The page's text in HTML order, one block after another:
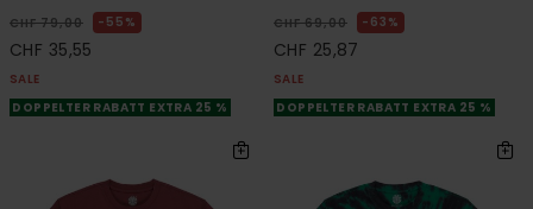
CHF 79,00 55%
CHF 35,55
SALE
DOPPELTER RABATT EXTRA 25 %
CHF 69,00 63%
CHF 25,87
SALE
DOPPELTER RABATT EXTRA 25 %